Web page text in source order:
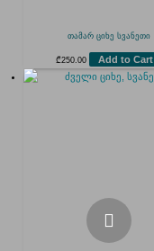
თამარ ციხე სვანეთი
₾250.00 Add to Cart